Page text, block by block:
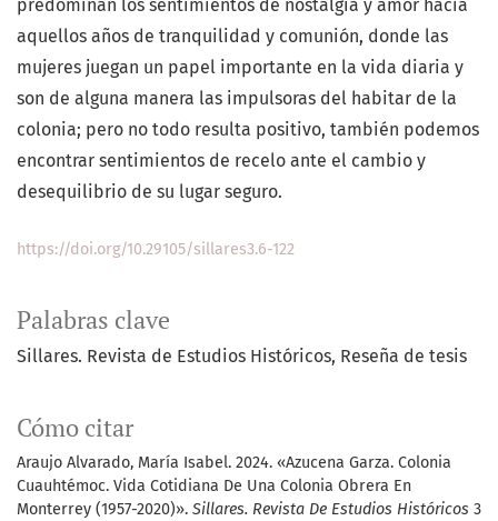
Palabras clave
Sillares. Revista de Estudios Históricos Reseña de tesis
Cómo citar
Araujo Alvarado, María Isabel. 2024. «Azucena Garza. Colonia
Cuauhtémoc. Vida Cotidiana De Una Colonia Obrera En
Monterrey (1957-2020)». Sillares. Revista De Estudios Históricos 3
predominan los sentimientos de nostalgia y amor hacia
aquellos años de tranquilidad y comunión, donde las
mujeres juegan un papel importante en la vida diaria y
son de alguna manera las impulsoras del habitar de la
colonia; pero no todo resulta positivo, también podemos
encontrar sentimientos de recelo ante el cambio y
desequilibrio de su lugar seguro.
https://doi.org/10.29105/sillares3.6-122